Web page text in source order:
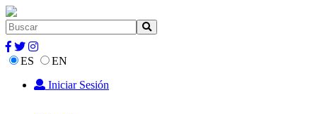
ES
EN
Iniciar Sesión